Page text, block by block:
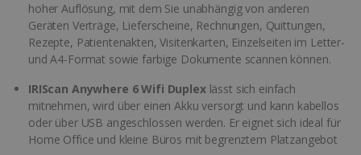
hoher Auflösung, mit dem Sie unabhängig von anderen
Geräten Verträge, Lieferscheine, Rechnungen, Quittungen,
Rezepte, Patientenakten, Visitenkarten, Einzelseiten im Letter-
und A4-Format sowie farbige Dokumente scannen können.
IRIScan Anywhere 6 Wifi Duplexlässt sich einfach
mitnehmen, wird über einen Akku versorgt und kann kabellos
oder über USB angeschlossen werden. Er eignet sich ideal für
Home Office und kleine Büros mit begrenztem Platzangebot